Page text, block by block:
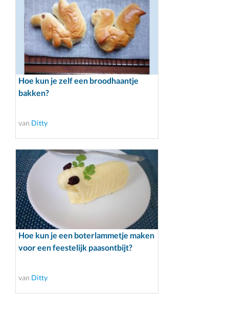
Hoe kun je zelf een broodhaantje
bakken?
van Ditty
Hoe kun je een boterlammetje maken
voor een feestelijk paasontbijt?
van Ditty